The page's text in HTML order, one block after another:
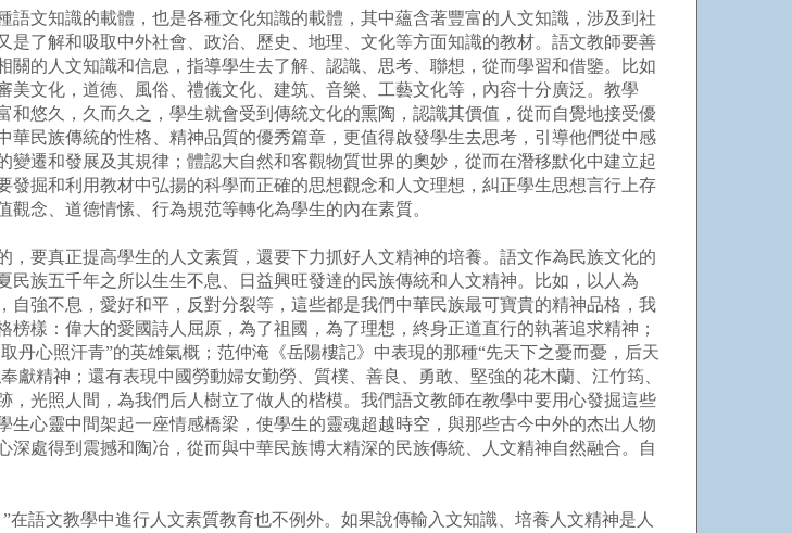
知識的載體，也是各種文化知識的載體，其中蘊含著豐富的人文知識，涉及到社
了解和吸取中外社會、政治、歷史、地理、文化等方面知識的教材。語文教師要善
的人文知識和信息，指導學生去了解、認識、思考、聯想，從而學習和借鑒。比如
文化，道德、風俗、禮儀文化、建筑、音樂、工藝文化等，內容十分廣泛。教學
悠久，久而久之，學生就會受到傳統文化的熏陶，認識其價值，從而自覺地接受優
民族傳統的性格、精神品質的優秀篇章，更值得啟發學生去思考，引導他們從中感
遷和發展及其規律；體認大自然和客觀物質世界的奧妙，從而在潛移默化中建立起
掘和利用教材中弘揚的科學而正確的思想觀念和人文理想，糾正學生思想言行上存
念、道德情愫、行為規范等轉化為學生的內在素質。
真正提高學生的人文素質，還要下力抓好人文精神的培養。語文作為民族文化的
族五千年之所以生生不息、日益興旺發達的民族傳統和人文精神。比如，以人為
強不息，愛好和平，反對分裂等，這些都是我們中華民族最可寶貴的精神品格，我
樣：偉大的愛國詩人屈原，為了祖國，為了理想，終身正道直行的執著追求精神；
丹心照汗青”的英雄氣概；范仲淹《岳陽樓記》中表現的那種“先天下之憂而憂，后天
獻精神；還有表現中國勞動婦女勤勞、質樸、善良、勇敢、堅強的花木蘭、江竹筠、
光照人間，為我們后人樹立了做人的楷模。我們語文教師在教學中要用心發掘這些
心靈中間架起一座情感橋梁，使學生的靈魂超越時空，與那些古今中外的杰出人物
處得到震撼和陶冶，從而與中華民族博大精深的民族傳統、人文精神自然融合。自
文教學中進行人文素質教育也不例外。如果說傳輸入文知識、培養人文精神是人